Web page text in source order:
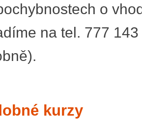
o
na tel. 777
kurzy